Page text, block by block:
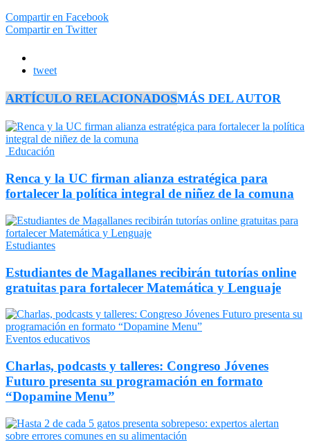
Compartir en Facebook
Compartir en Twitter
tweet
ARTÍCULO RELACIONADOSMÁS DEL AUTOR
Educación
Renca y la UC firman alianza estratégica para
fortalecer la política integral de niñez de la comuna
Estudiantes
Estudiantes de Magallanes recibirán tutorías online
gratuitas para fortalecer Matemática y Lenguaje
Eventos educativos
Charlas, podcasts y talleres: Congreso Jóvenes
Futuro presenta su programación en formato
“Dopamine Menu”